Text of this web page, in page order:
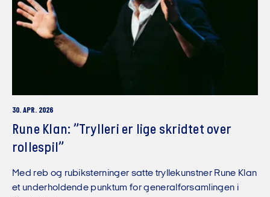
30. APR. 2026
Rune Klan: ”Trylleri er lige skridtet over
rollespil”
Med reb og rubiksterninger satte tryllekunstner Rune Klan
et underholdende punktum for generalforsamlingen i